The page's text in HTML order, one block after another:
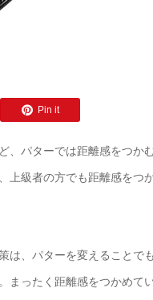
Pin it
、パターでは距離感をつか
上級者の方でも距離感をつ
は、パターを変えることで
まったく距離感をつかめて